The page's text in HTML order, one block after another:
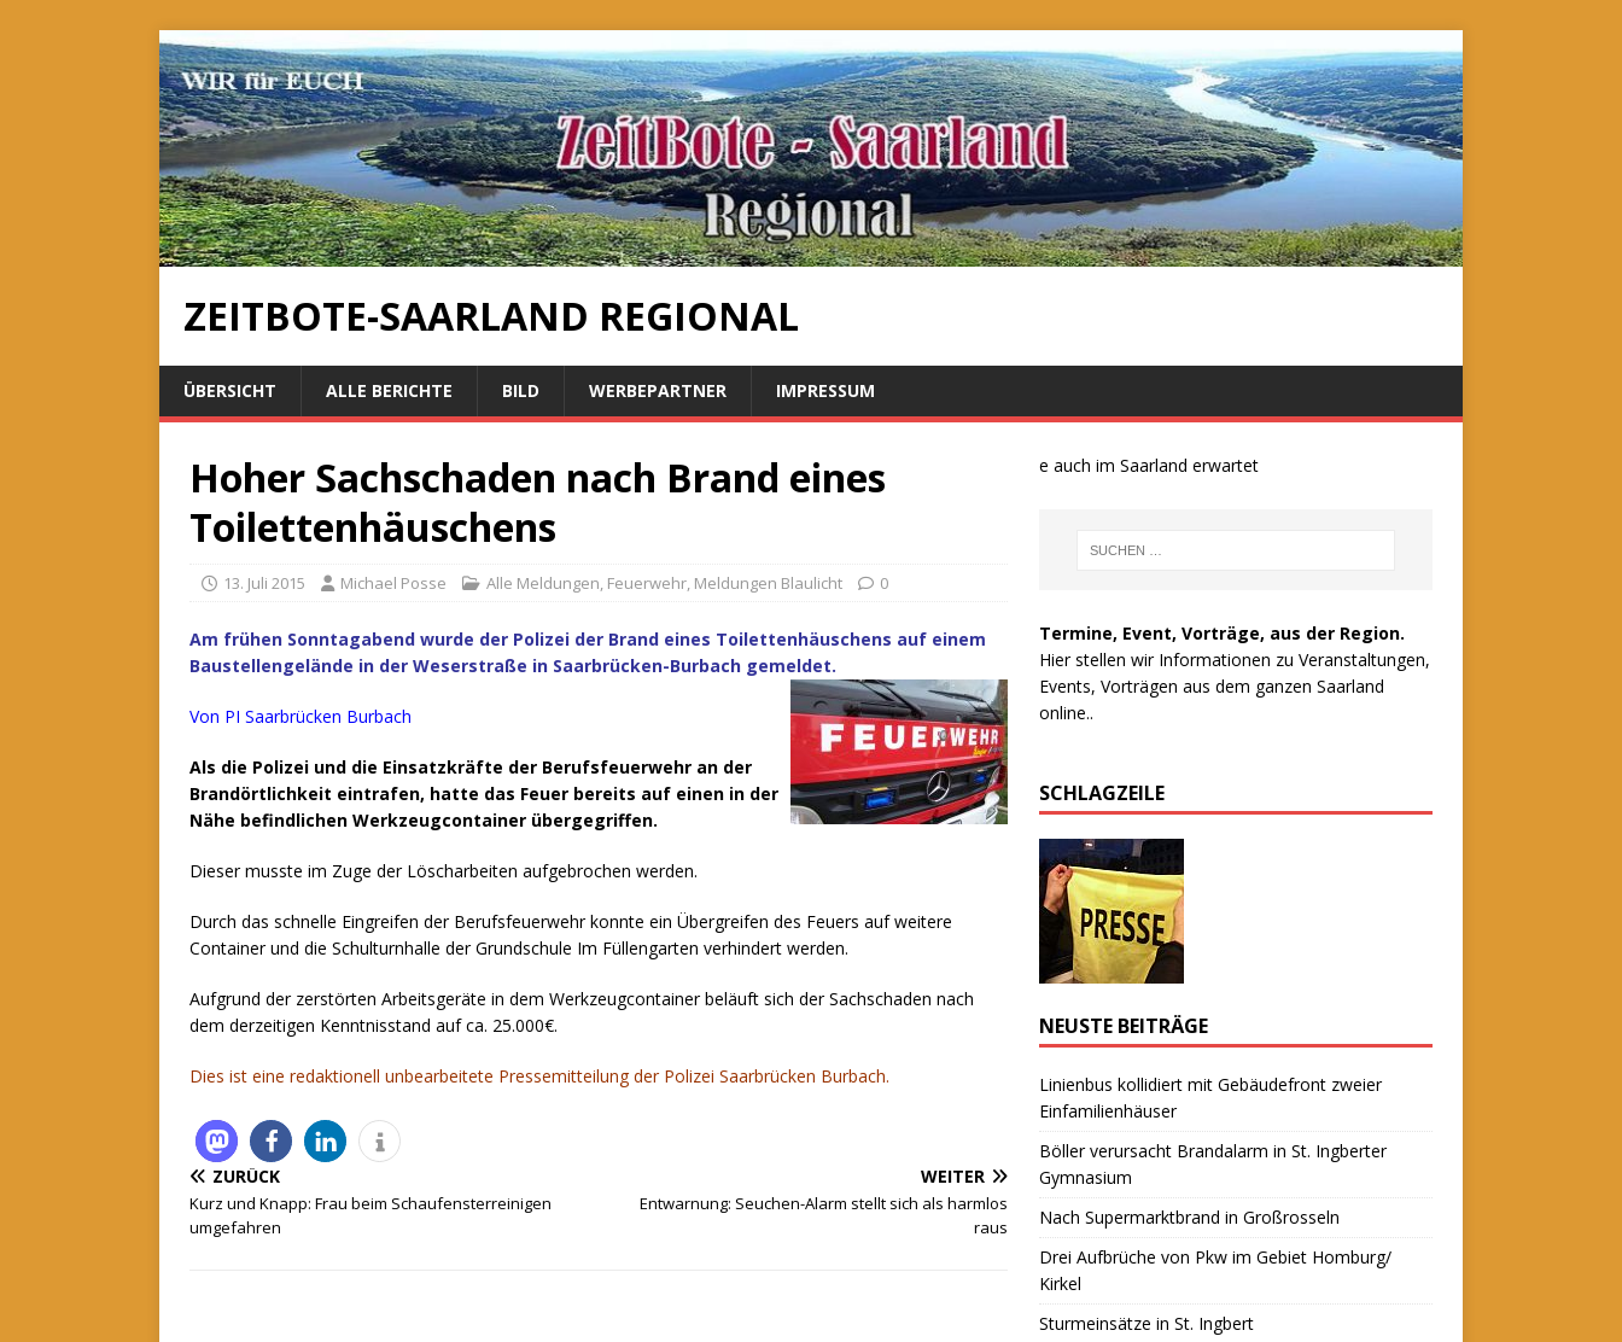
ZEITBOTE-SAARLAND REGIONAL
ÜBERSICHT ALLE BERICHTE BILD WERBEPARTNER IMPRESSUM
Hoher Sachschaden nach Brand eines
Toilettenhäuschens
13. Juli 2015 Michael Posse Alle Meldungen, Feuerwehr, Meldungen Blaulicht 0
Am frühen Sonntagabend wurde der Polizei der Brand eines Toilettenhäuschens auf einem
Baustellengelände in der Weserstraße in Saarbrücken-Burbach gemeldet.
Von PI Saarbrücken Burbach
Als die Polizei und die Einsatzkräfte der Berufsfeuerwehr an der
Brandörtlichkeit eintrafen, hatte das Feuer bereits auf einen in der
Nähe befindlichen Werkzeugcontainer übergegriffen.
Dieser musste im Zuge der Löscharbeiten aufgebrochen werden.
Durch das schnelle Eingreifen der Berufsfeuerwehr konnte ein Übergreifen des Feuers auf weitere
Container und die Schulturnhalle der Grundschule Im Füllengarten verhindert werden.
Aufgrund der zerstörten Arbeitsgeräte in dem Werkzeugcontainer beläuft sich der Sachschaden nach
dem derzeitigen Kenntnisstand auf ca. 25.000€.
Dies ist eine redaktionell unbearbeitete Pressemitteilung der Polizei Saarbrücken Burbach.
ZURÜCK
Kurz und Knapp: Frau beim Schaufensterreinigen
umgefahren
WEITER
Entwarnung: Seuchen-Alarm stellt sich als harmlos
raus
Bauernproteste auch im Saarland erwartet
Termine, Event, Vorträge, aus der Region.
Hier stellen wir Informationen zu Veranstaltungen,
Events, Vorträgen aus dem ganzen Saarland
online..
SCHLAGZEILE
NEUSTE BEITRÄGE
Linienbus kollidiert mit Gebäudefront zweier
Einfamilienhäuser
Böller verursacht Brandalarm in St. Ingberter
Gymnasium
Nach Supermarktbrand in Großrosseln
Drei Aufbrüche von Pkw im Gebiet Homburg/
Kirkel
Sturmeinsätze in St. Ingbert